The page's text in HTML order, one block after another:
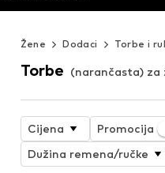
Žene Dodaci Torbe i
Torbe (narančasta) za
Cijena Promocija
Dužina remena/ručke